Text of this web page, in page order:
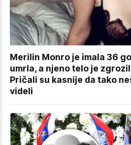
Merilin Monro je imala 36
umrla, a njeno telo je
Pričali su kasnije da tako
videli